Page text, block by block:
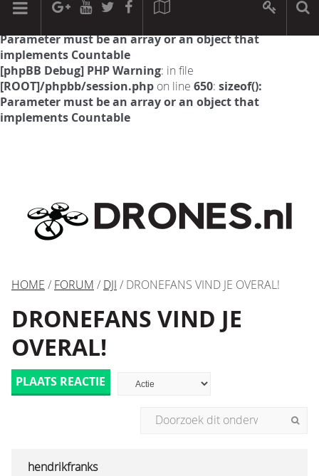
[phpBB Debug] PHP Warning: in file
Parameter must be an array or an object that
implements Countable
[phpBB Debug] PHP Warning: in file
[ROOT]/phpbb/session.php on line 650: sizeof():
Parameter must be an array or an object that
implements Countable
HOME / FORUM / DJI / DRONEFANS VIND JE OVERAL!
DRONEFANS VIND JE
OVERAL!
PLAATS REACTIE
hendrikfranks